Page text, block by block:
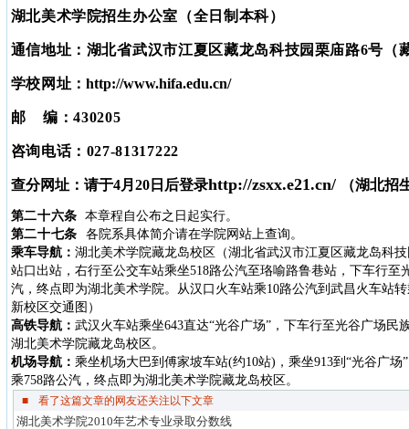
湖北美术学院招生办公室（全日制本科）
通信地址：湖北省武汉市江夏区藏龙岛科技园栗庙路6号（
学校网址 ：http://www.hifa.edu.cn/
邮 编：430205
咨询电话：027-81317222
查分网址：请于4月20日后登录http://zsxx.e21.cn/ （湖北招
第二十六条 本章程自公布之日起实行。
第二十七条
各院系具体简介请在学院网站上查询。
乘车导航： 湖北美术学院藏龙岛校区（湖北省武汉市江夏区藏龙岛科
站口出站，右行至公交车站乘坐518路公汽至珞喻路鲁巷站，下车行至
汽，终点即为湖北美术学院。从汉口火车站乘10路公汽到武昌火车站转
新校区交通图）
高铁导航： 武汉火车站乘坐643直达“光谷广场”，下车行至光谷广场民
湖北美术学院藏龙岛校区。
机场导航： 乘坐机场大巴到傅家坡车站(约10站) ，乘坐913到“光谷广场
乘758路公汽，终点即为湖北美术学院藏龙岛校区。
■ 看了这篇文章的网友还关注以下文章
湖北美术学院2010年艺术专业录取分数线